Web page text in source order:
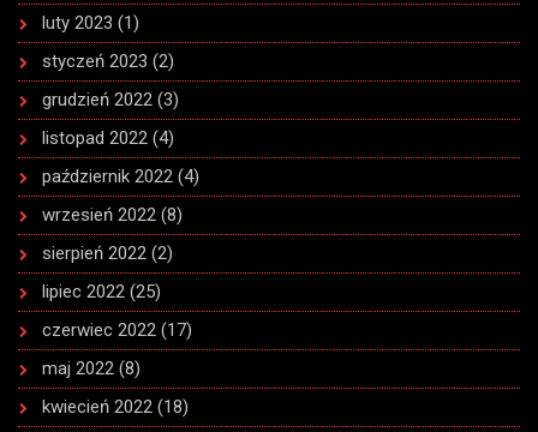
luty 2023 (1)
styczeń 2023 (2)
grudzień 2022 (3)
listopad 2022 (4)
październik 2022 (4)
wrzesień 2022 (8)
sierpień 2022 (2)
lipiec 2022 (25)
czerwiec 2022 (17)
maj 2022 (8)
kwiecień 2022 (18)